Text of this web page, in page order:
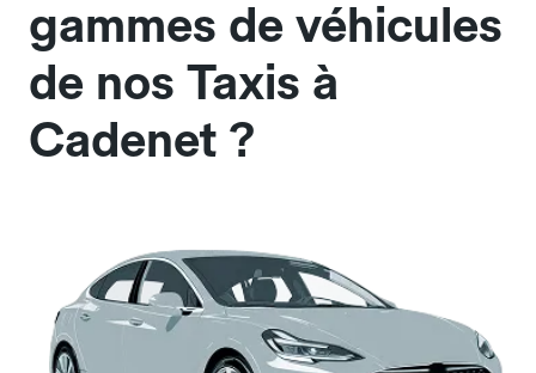
gammes de véhicules
de nos Taxis à
Cadenet ?